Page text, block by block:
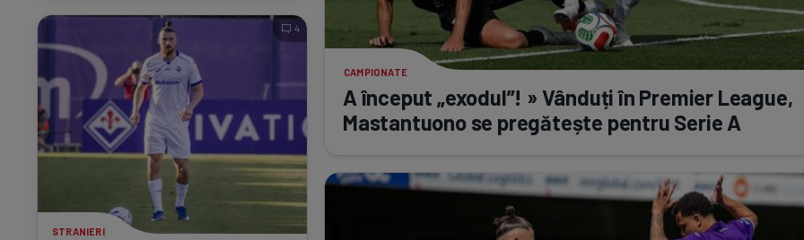
STRANIERI
4
CAMPIONATE
A început „exodul”! » Vânduți în Premier League,
Mastantuono se pregătește pentru Serie A